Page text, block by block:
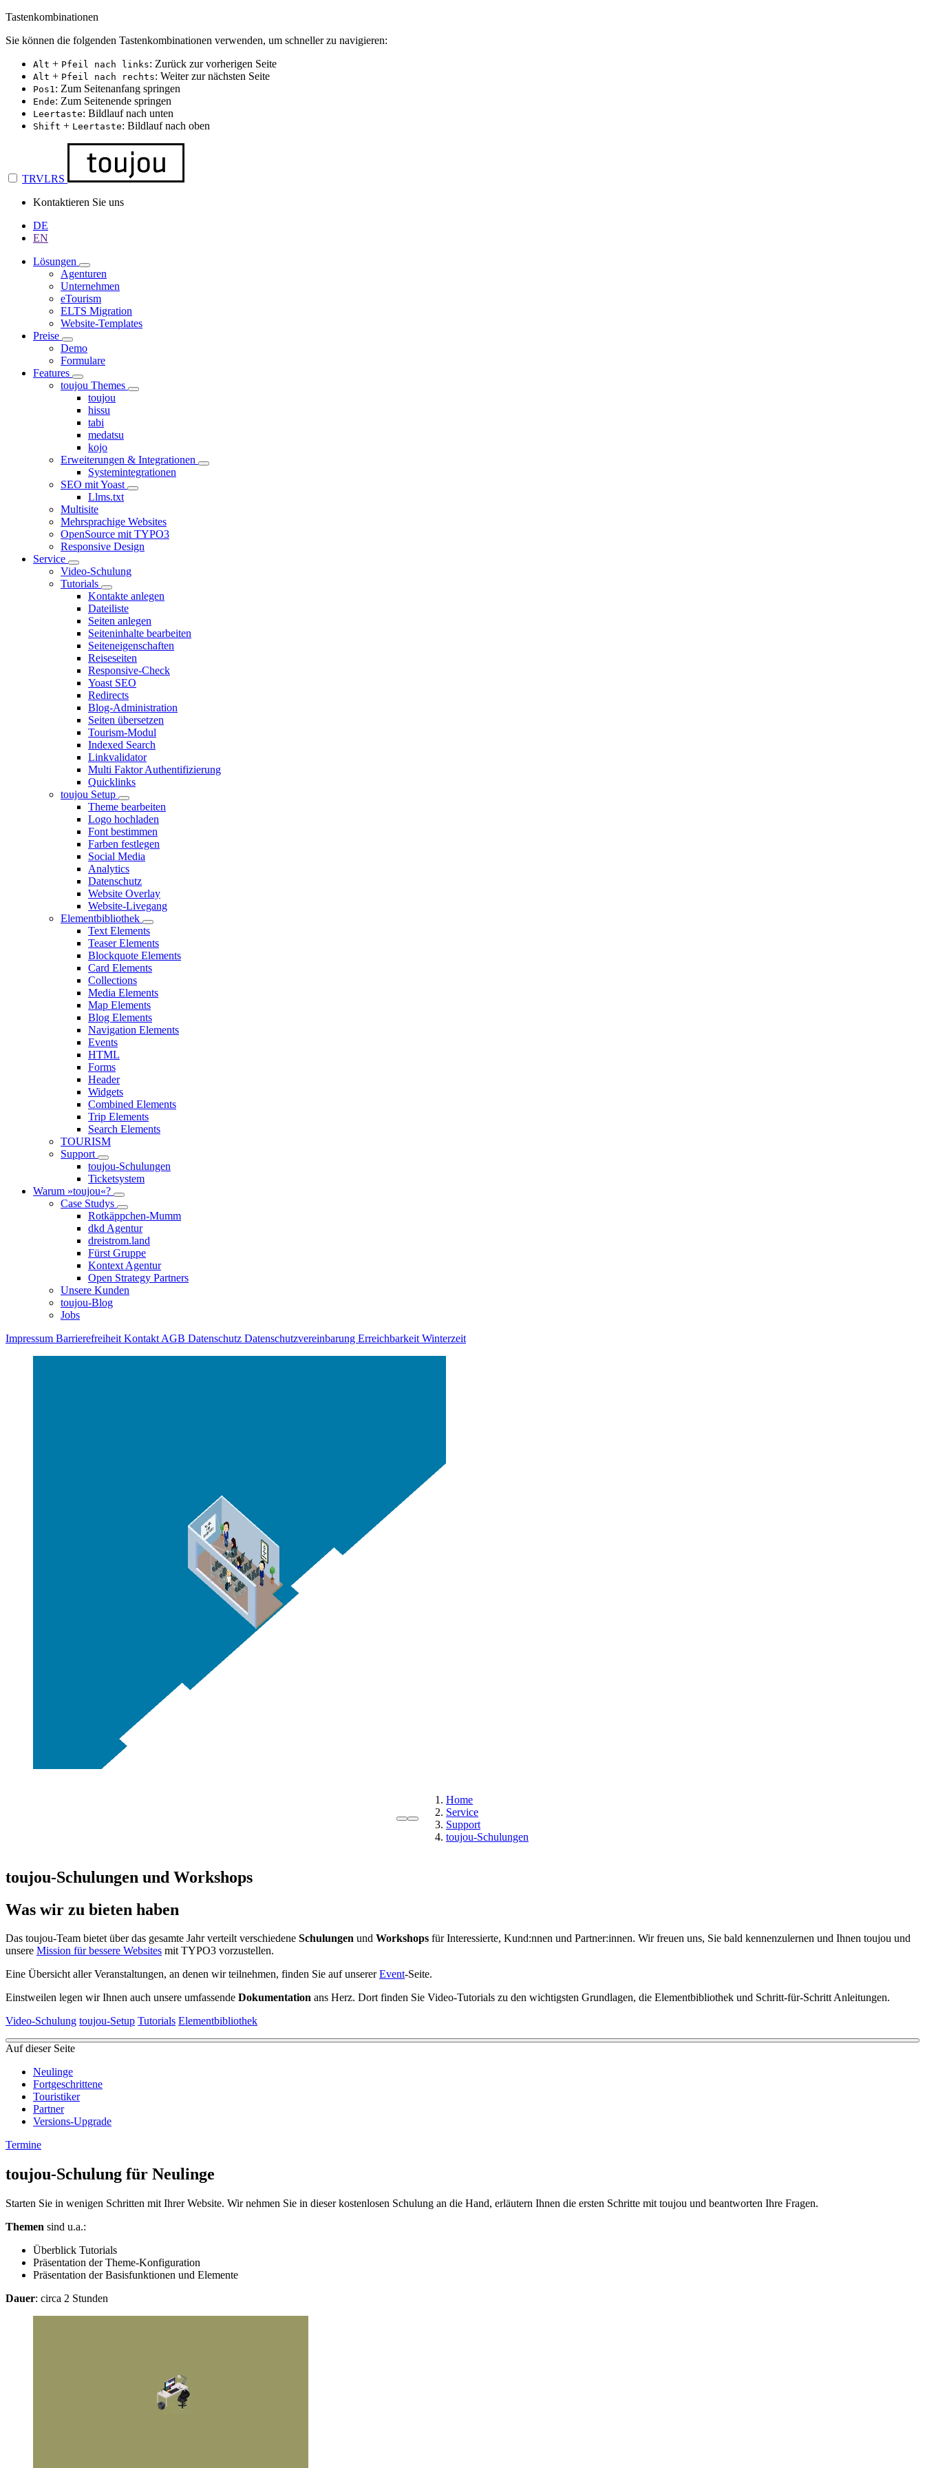
Tastenkombinationen
Sie können die folgenden Tastenkombinationen verwenden, um schneller zu navigieren:
Alt + Pfeil nach links: Zurück zur vorherigen Seite
Alt + Pfeil nach rechts: Weiter zur nächsten Seite
Pos1: Zum Seitenanfang springen
Ende: Zum Seitenende springen
Leertaste: Bildlauf nach unten
Shift + Leertaste: Bildlauf nach oben
TRVLRS
Kontaktieren Sie uns
DE
EN
Lösungen
Agenturen
Unternehmen
eTourism
ELTS Migration
Website-Templates
Preise
Demo
Formulare
Features
toujou Themes
toujou
hissu
tabi
medatsu
kojo
Erweiterungen & Integrationen
Systemintegrationen
SEO mit Yoast
Llms.txt
Multisite
Mehrsprachige Websites
OpenSource mit TYPO3
Responsive Design
Service
Video-Schulung
Tutorials
Kontakte anlegen
Dateiliste
Seiten anlegen
Seiteninhalte bearbeiten
Seiteneigenschaften
Reiseseiten
Responsive-Check
Yoast SEO
Redirects
Blog-Administration
Seiten übersetzen
Tourism-Modul
Indexed Search
Linkvalidator
Multi Faktor Authentifizierung
Quicklinks
toujou Setup
Theme bearbeiten
Logo hochladen
Font bestimmen
Farben festlegen
Social Media
Analytics
Datenschutz
Website Overlay
Website-Livegang
Elementbibliothek
Text Elements
Teaser Elements
Blockquote Elements
Card Elements
Collections
Media Elements
Map Elements
Blog Elements
Navigation Elements
Events
HTML
Forms
Header
Widgets
Combined Elements
Trip Elements
Search Elements
TOURISM
Support
toujou-Schulungen
Ticketsystem
Warum »toujou«?
Case Studys
Rotkäppchen-Mumm
dkd Agentur
dreistrom.land
Fürst Gruppe
Kontext Agentur
Open Strategy Partners
Unsere Kunden
toujou-Blog
Jobs
Impressum Barrierefreiheit Kontakt AGB Datenschutz Datenschutzvereinbarung Erreichbarkeit Winterzeit
Home
Service
Support
toujou-Schulungen
toujou-Schulungen und Workshops
Was wir zu bieten haben
Das toujou-Team bietet über das gesamte Jahr verteilt verschiedene Schulungen und Workshops für Interessierte, Kund:nnen und Partner:innen. Wir freuen uns, Sie bald kennenzulernen und Ihnen toujou und
unsere Mission für bessere Websites mit TYPO3 vorzustellen.
Eine Übersicht aller Veranstaltungen, an denen wir teilnehmen, finden Sie auf unsererEvent-Seite.
Einstweilen legen wir Ihnen auch unsere umfassende Dokumentation ans Herz. Dort finden Sie Video-Tutorials zu den wichtigsten Grundlagen, die Elementbibliothek und Schritt-für-Schritt Anleitungen.
Video-Schulung toujou-Setup Tutorials Elementbibliothek
Auf dieser Seite
Neulinge
Fortgeschrittene
Touristiker
Partner
Versions-Upgrade
Termine
toujou-Schulung für Neulinge
Starten Sie in wenigen Schritten mit Ihrer Website. Wir nehmen Sie in dieser kostenlosen Schulung an die Hand, erläutern Ihnen die ersten Schritte mit toujou und beantworten Ihre Fragen.
Themen sind u.a.:
Überblick Tutorials
Präsentation der Theme-Konfiguration
Präsentation der Basisfunktionen und Elemente
Dauer: circa 2 Stunden